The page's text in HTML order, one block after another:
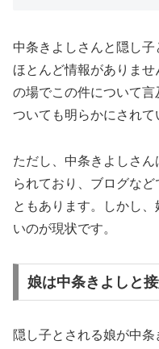
中条きよしさんと隠し子
ほとんど情報がありま
の場でこの件について
ついても明らかにされて
ただし、中条きよしさ
られており、ブログな
ともあります。しかし
いのが現状です。
娘は中条きよしと
隠し子とされる娘が中